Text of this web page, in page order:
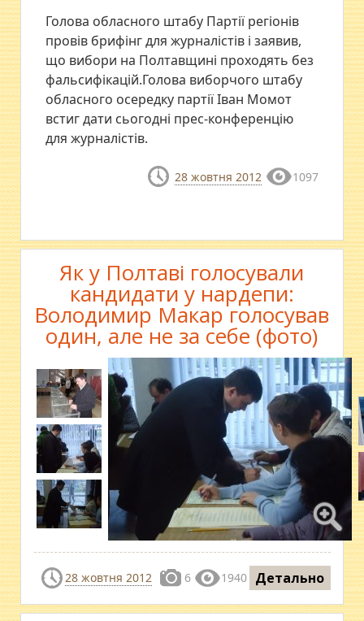
Голова обласного штабу Партії регіонів
провів брифінг для журналістів і заявив,
що вибори на Полтавщині проходять без
фальсифікацій.Голова виборчого штабу
обласного осередку партії Іван Момот
встиг дати сьогодні прес-конференцію
для журналістів.
28 жовтня 2012 1097
Як у Полтаві голосували
кандидати у нардепи:
Володимир Макар голосував
один, але не за себе (фото)
28 жовтня 2012 6 1940 Детально